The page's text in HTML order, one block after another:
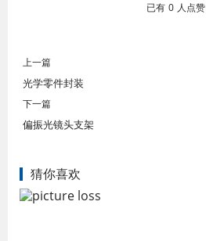
已有 0 人点赞
上一篇
光学零件封装
下一篇
偏振光镜头支架
猜你喜欢